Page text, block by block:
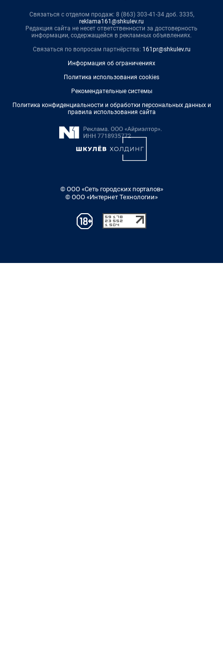
Связаться с отделом продаж: 8 (863) 303-41-34 доб. 3335,
reklama161@shkulev.ru
Редакция сайта не несет ответственности за достоверность
информации, содержащейся в рекламных объявлениях.
Связаться по вопросам партнёрства: 161pr@shkulev.ru
Информация об ограничениях
Политика использования cookies
Рекомендательные системы
Политика конфиденциальности и обработки персональных данных и
правила использования сайта
© ООО «Сеть городских порталов»
© ООО «Интернет Технологии»